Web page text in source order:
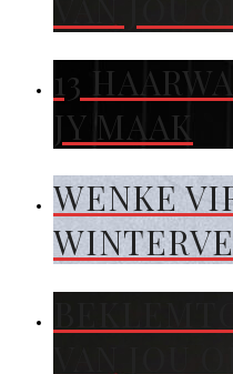
13
JY MAAK
WENKE